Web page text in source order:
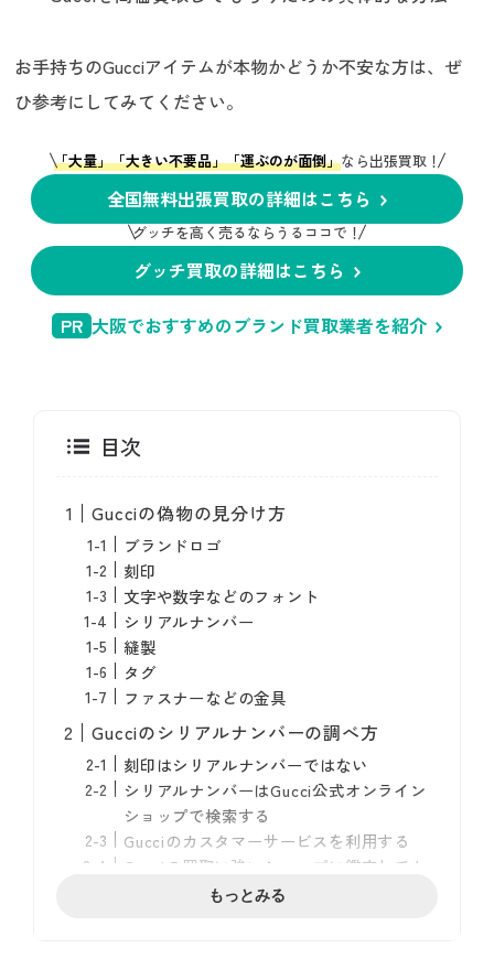
お手持ちのGucciアイテムが本物かどうか不安な方は、ぜ
ひ参考にしてみてください。
「大量」「大きい不要品」「運ぶのが面倒」なら出張買取！
全国無料出張買取の詳細はこちら
グッチを高く売るならうるココで！
グッチ買取の詳細はこちら
PR 大阪でおすすめのブランド買取業者を紹介
目次
Gucciの偽物の見分け方
ブランドロゴ
刻印
文字や数字などのフォント
シリアルナンバー
縫製
タグ
ファスナーなどの金具
Gucciのシリアルナンバーの調べ方
刻印はシリアルナンバーではない
シリアルナンバーはGucci公式オンライン
ショップで検索する
Gucciのカスタマーサービスを利用する
Gucciの買取に強いショップに鑑定しても
もっとみる